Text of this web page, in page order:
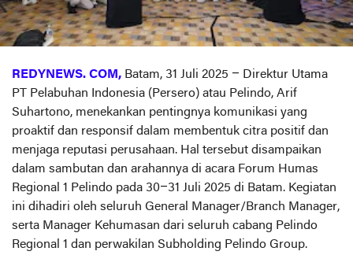
REDYNEWS. COM, Batam, 31 Juli 2025 – Direktur Utama
PT Pelabuhan Indonesia (Persero) atau Pelindo, Arif
Suhartono, menekankan pentingnya komunikasi yang
proaktif dan responsif dalam membentuk citra positif dan
menjaga reputasi perusahaan. Hal tersebut disampaikan
dalam sambutan dan arahannya di acara Forum Humas
Regional 1 Pelindo pada 30–31 Juli 2025 di Batam. Kegiatan
ini dihadiri oleh seluruh General Manager/Branch Manager,
serta Manager Kehumasan dari seluruh cabang Pelindo
Regional 1 dan perwakilan Subholding Pelindo Group.